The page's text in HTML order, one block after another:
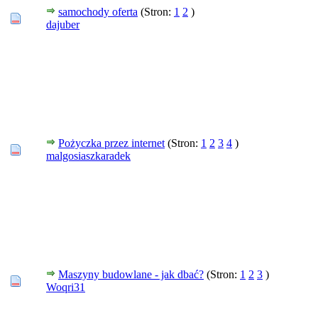
samochody oferta (Stron: 1 2 )
dajuber
Pożyczka przez internet (Stron: 1 2 3 4 )
malgosiaszkaradek
Maszyny budowlane - jak dbać? (Stron: 1 2 3 )
Woqri31